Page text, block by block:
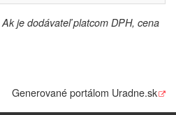
je dodávateľ platcom DPH, cena
Generované portálom Uradne.sk